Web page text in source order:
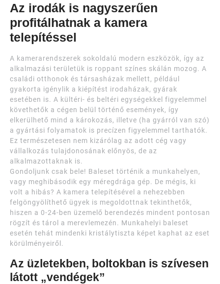
Az irodák is nagyszerűen
profitálhatnak a kamera
telepítéssel
A kamerarendszerek sokoldalú modern eszközök, így az
alkalmazási területük is roppant színes skálán mozog. A
családi otthonok és társasházak mellett, például
gyakorta igénylik a kiépítést irodaházak, gyárak
esetében is. A kültéri- és beltéri egységekkel figyelemmel
követhetők a cégen belül történő események, így
elkerülhető mind a károkozás, illetve (ha gyárról van szó)
a gyártási folyamatok is precízen figyelemmel tarthatók.
Ez természetesen nem kizárólag az adott cég vagy
vállalkozás tulajdonosának előnyös, de az
alkalmazottaknak is.
Gondoljunk csak bele! Baleset történik a munkahelyen,
vagy meghibásodik egy méregdrága gép. De mégis, ki
volt a hibás? A kamera telepítésével a nehezebben
felgöngyölíthető ügyek is megoldottnak tekinthetők,
hiszen a 0-24-ben üzemelő berendezés mindent pontosan
rögzít és tárol a merevlemezén. Munkahelyi baleset
esetén tehát mindenki kristálytiszta képet kaphat az eset
körülményeiről.
Az üzletekben, boltokban is szívesen
látott „vendégek”